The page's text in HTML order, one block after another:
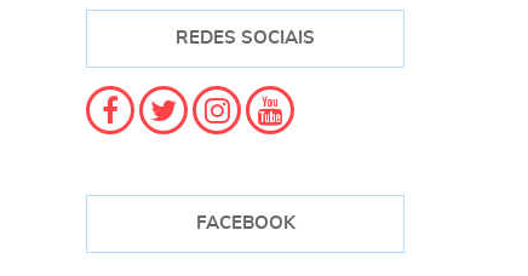
REDES SOCIAIS
FACEBOOK